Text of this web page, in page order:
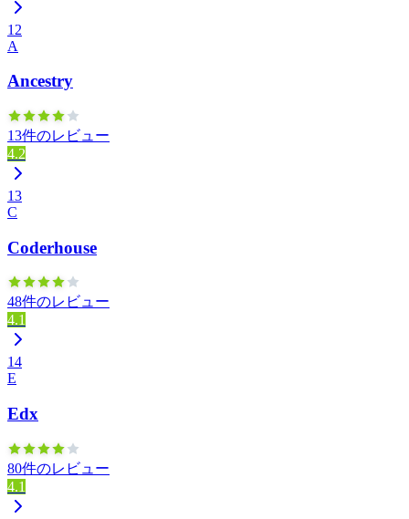
12
A
Ancestry
13件のレビュー
4.2
13
C
Coderhouse
48件のレビュー
4.1
14
E
Edx
80件のレビュー
4.1